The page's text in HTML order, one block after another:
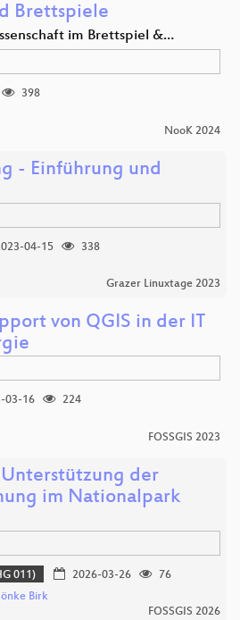
Brettspiele
im Brettspiel &…
398
NooK 2024
- Einführung und
04-15
338
Grazer Linuxtage 2023
von QGIS in der IT
03-16
224
FOSSGIS 2023
der
im Nationalpark
011) 2026-03-26
76
Birk
FOSSGIS 2026